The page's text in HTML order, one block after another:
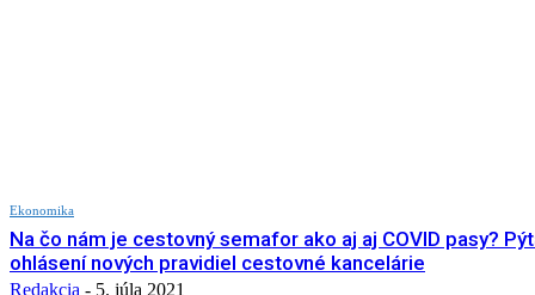
Ekonomika
Na čo nám je cestovný semafor ako aj aj COVID pasy?
ohlásení nových pravidiel cestovné kancelárie
Redakcia - 5. júla 2021